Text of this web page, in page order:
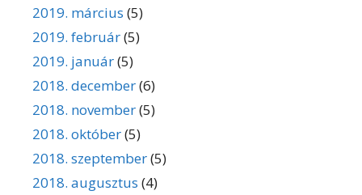
2019. március (5)
2019. február(5)
2019. január(5)
2018. december(6)
2018. november(5)
2018. október(5)
2018. szeptember(5)
2018. augusztus (4)